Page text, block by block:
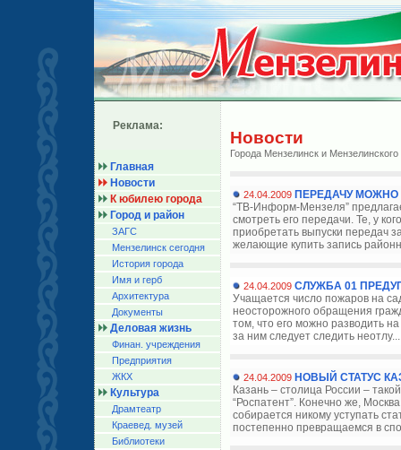
Реклама:
Главная
Новости
К юбилею города
Город и район
ЗАГС
Мензелинск сегодня
История города
Имя и герб
Архитектура
Документы
Деловая жизнь
Финан. учреждения
Предприятия
ЖКХ
Культура
Драмтеатр
Краевед. музей
Библиотеки
Новости
Города Мензелинск и Мензелинского
24.04.2009 ПЕРЕДАЧУ
“ТВ-Информ-Мензеля”
смотреть его передачи. Те, у
приобретать выпуски передач
желающие купить запись
24.04.2009 СЛУЖБА 01
Учащается число пожаров на
неосторожного обращения
том, что его можно разводить
за ним следует следить
24.04.2009 НОВЫЙ СТАТУС
Казань – столица России –
“Роспатент”. Конечно же,
собирается никому уступать
постепенно превращаемся в